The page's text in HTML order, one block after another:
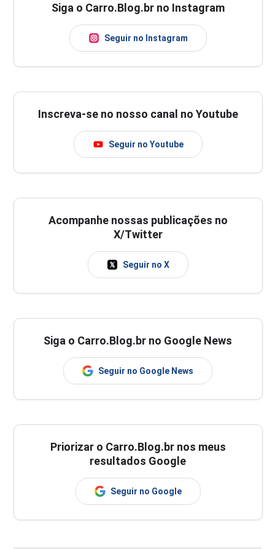
Siga o Carro.Blog.br no Instagram
Seguir no Instagram
Inscreva-se no nosso canal no Youtube
Seguir no Youtube
Acompanhe nossas publicações no
X/Twitter
Seguir no X
Siga o Carro.Blog.br no Google News
Seguir no Google News
Priorizar o Carro.Blog.br nos meus
resultados Google
Seguir no Google